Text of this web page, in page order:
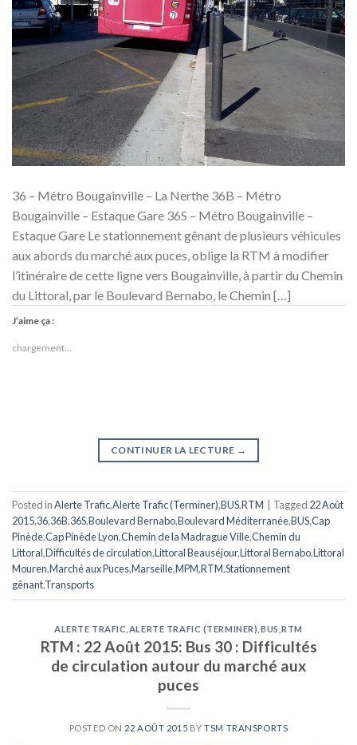
36 – Métro Bougainville – La Nerthe 36B – Métro
Bougainville – Estaque Gare 36S – Métro Bougainville –
Estaque Gare Le stationnement gênant de plusieurs véhicules
aux abords du marché aux puces, oblige la RTM à modifier
l’itinéraire de cette ligne vers Bougainville, à partir du Chemin
du Littoral, par le Boulevard Bernabo, le Chemin […]
J’aime ça :
chargement…
CONTINUER LA LECTURE →
Posted inAlerte Trafic,Alerte Trafic (Terminer),BUS,RTM Tagged 22 Août
2015,36,36B,36S,Boulevard Bernabo,Boulevard Méditerranée,BUS,Cap
Pinède,Cap Pinède Lyon,Chemin de la Madrague Ville,Chemin du
Littoral,Difficultés de circulation,Littoral Beauséjour,Littoral Bernabo,Littoral
Mouren,Marché aux Puces,Marseille,MPM,RTM,Stationnement
gênant,Transports
ALERTE TRAFIC ALERTE TRAFIC (TERMINER) BUS ,RTM
RTM : 22 Août 2015: Bus 30 : Difficultés
de circulation autour du marché aux
puces
POSTED ON 22 AOÛT 2015 BYTSM TRANSPORTS